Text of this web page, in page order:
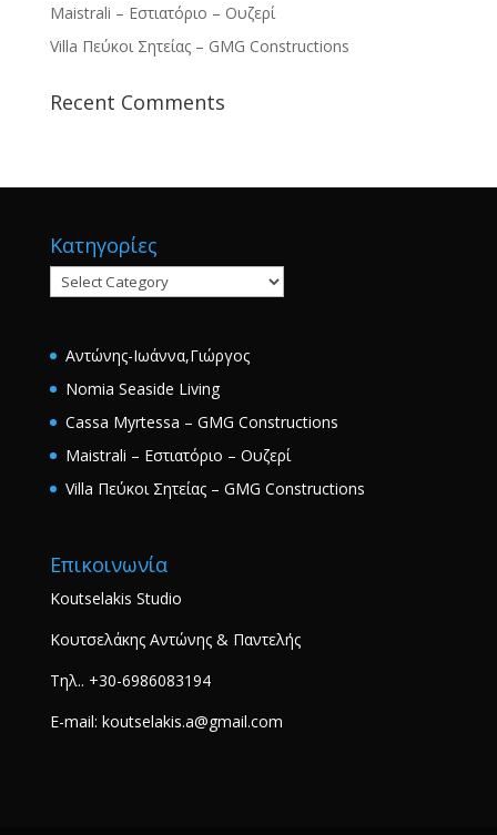
Maistrali – Εστιατόριο – Ουζερί
Villa Πεύκοι Σητείας – GMG Constructions
Recent Comments
Κατηγορίες
Κατηγορίες
Αντώνης-Ιωάννα,Γιώργος
Nomia Seaside Living
Cassa Myrtessa – GMG Constructions
Maistrali – Εστιατόριο – Ουζερί
Villa Πεύκοι Σητείας – GMG Constructions
Επικοινωνία
Koutselakis Studio
Κουτσελάκης Αντώνης & Παντελής
Τηλ.. +30-6986083194
E-mail: koutselakis.a@gmail.com